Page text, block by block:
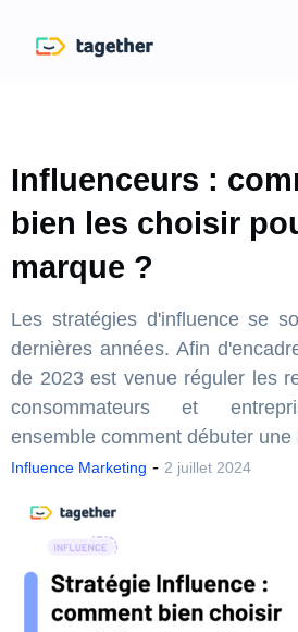
Influenceurs :
bien les choisir
marque ?
Les stratégies d'influence se
dernières années. Afin
de 2023 est venue réguler les
consommateurs et
ensemble comment débuter
Influence Marketing - 2 juillet 2024